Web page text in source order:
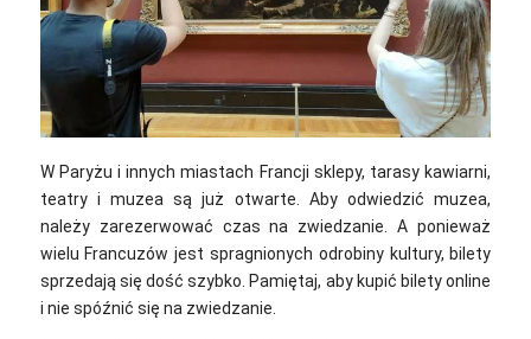
W Paryżu i innych miastach Francji sklepy, tarasy kawiarni,
teatry i muzea są już otwarte. Aby odwiedzić muzea,
należy zarezerwować czas na zwiedzanie. A ponieważ
wielu Francuzów jest spragnionych odrobiny kultury, bilety
sprzedają się dość szybko. Pamiętaj, aby kupić bilety online
i nie spóźnić się na zwiedzanie.